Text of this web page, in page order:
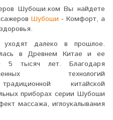
Шубоши.ком Вы найдете
Шубоши - Комфорт, а
далеко в прошлое.
в Древнем Китае и ее
5 тысяч лет. Благодаря
технологий
китайской
приборах серии Шубоши
массажа, иглоукалывания